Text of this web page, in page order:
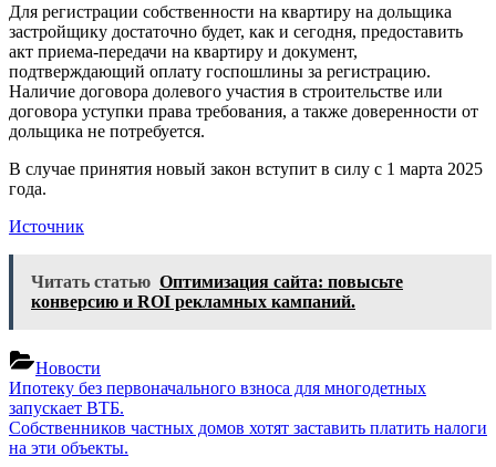
Для регистрации собственности на квартиру на дольщика
застройщику достаточно будет, как и сегодня, предоставить
акт приема-передачи на квартиру и документ,
подтверждающий оплату госпошлины за регистрацию.
Наличие договора долевого участия в строительстве или
договора уступки права требования, а также доверенности от
дольщика не потребуется.
В случае принятия новый закон вступит в силу с 1 марта 2025
года.
Источник
Читать статью Оптимизация сайта: повысьте
конверсию и ROI рекламных кампаний.
Новости
Навигация
по
записям
Previous
Post:
Ипотеку без первоначального взноса для многодетных
запускает ВТБ.
Next
Post:
Собственников частных домов хотят заставить платить налоги
на эти объекты.